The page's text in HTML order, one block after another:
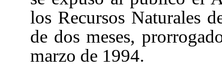
los Recursos Naturales
de dos meses,
marzo de 1994.